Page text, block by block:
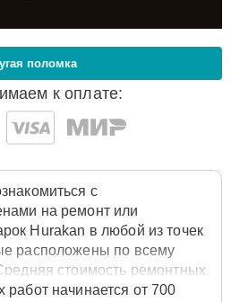
к оплате:
поломка
с
на ремонт или
Hurakan в любой из точек
расположены по всему
стоимость ремонтных
работ начинается от 700